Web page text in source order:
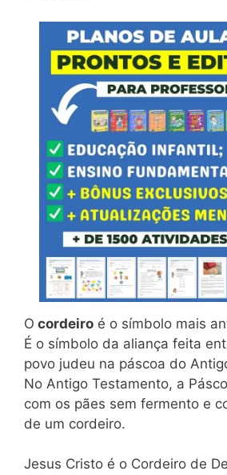
O cordeiro é o símbolo mais
É o símbolo da aliança feita
povo judeu na páscoa do
No Antigo Testamento, a
com os pães sem fermento e
de um cordeiro.
Jesus Cristo é o Cordeiro de